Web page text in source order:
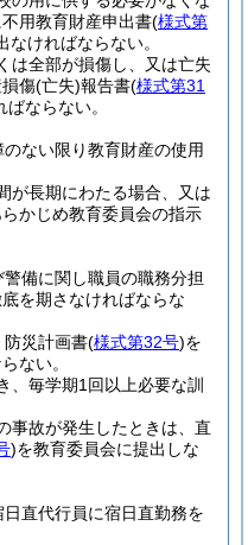
用教育財産申出書(様式第
ければならない。
は全部が損傷し、又は亡失
傷(亡失)報告書(様式第31
ならない。
ない限り教育財産の使用
が長期にわたる場合、又は
かじめ教育委員会の指示
備に関し職員の職務分担
を期さなければならな
災計画書(様式第32号)を
ない。
、毎学期1回以上必要な訓
事故が発生したときは、直
)を教育委員会に提出しな
直代行員に宿日直勤務を